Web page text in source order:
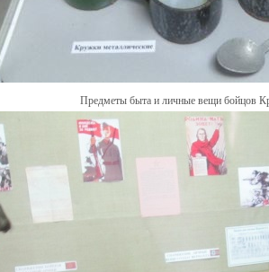
Предметы быта и личные вещи бойцов